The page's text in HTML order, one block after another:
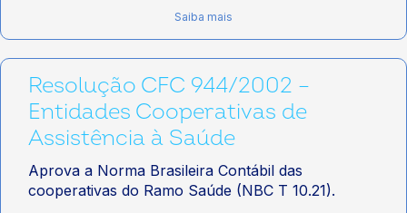
Saiba mais
Resolução CFC 944/2002 –
Entidades Cooperativas de
Assistência à Saúde
Aprova a Norma Brasileira Contábil das
cooperativas do Ramo Saúde (NBC T 10.21).